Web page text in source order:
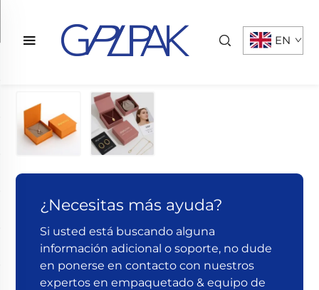
EN
¿Necesitas más ayuda?
Si usted está buscando alguna
información adicional o soporte, no dude
en ponerse en contacto con nuestros
expertos en empaquetado & equipo de